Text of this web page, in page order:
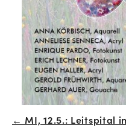
Beitrags-
← MI, 12.5.: Leitspital